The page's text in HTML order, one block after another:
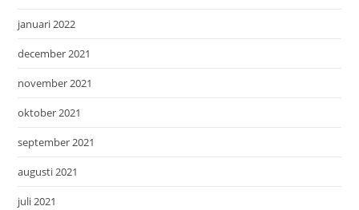
januari 2022
december 2021
november 2021
oktober 2021
september 2021
augusti 2021
juli 2021